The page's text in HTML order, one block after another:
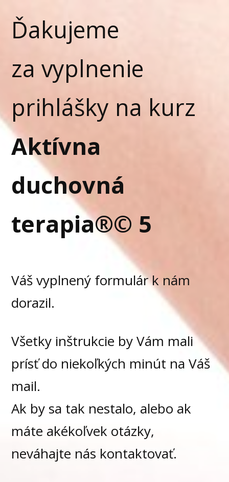
Ďakujeme
za vyplnenie
prihlášky na kurz
Aktívna
duchovná
terapia®© 5
Váš vyplnený formulár k nám
dorazil.
Všetky inštrukcie by Vám mali
prísť do niekoľkých minút na Váš
mail.
Ak by sa tak nestalo, alebo ak
máte akékoľvek otázky,
neváhajte nás kontaktovať.